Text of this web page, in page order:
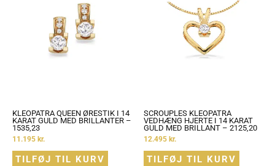
KLEOPATRA QUEEN ØRESTIK I 14
KARAT GULD MED BRILLANTER –
1535,23
11.195 kr.
TILFØJ TIL KURV
SCROUPLES KLEOPATRA
VEDHÆNG HJERTE I 14 KARAT
GULD MED BRILLANT – 2125,20
12.495 kr.
TILFØJ TIL KURV